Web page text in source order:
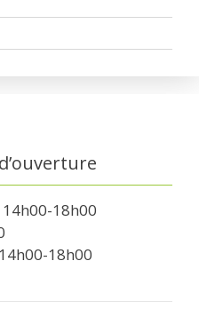
18h00
18h00